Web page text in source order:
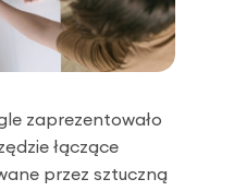
zaprezentowało
łączące
przez sztuczną